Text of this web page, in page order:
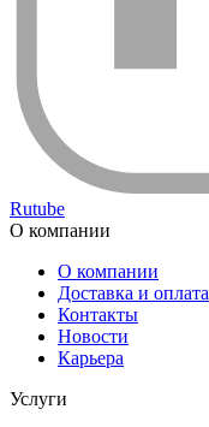
Rutube
О компании
О компании
Доставка и оплата
Контакты
Новости
Карьера
Услуги